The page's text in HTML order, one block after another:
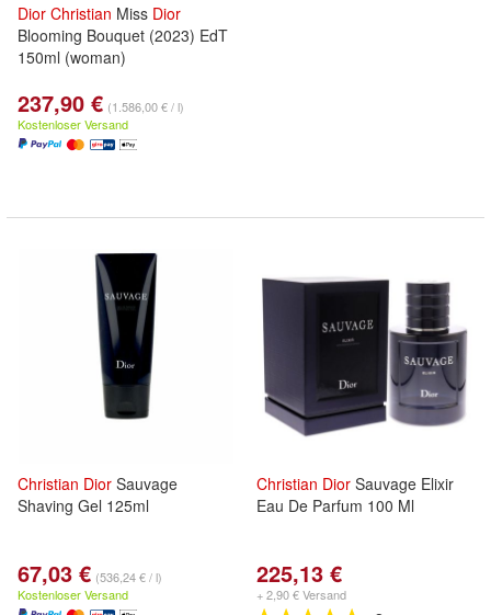
Dior Christian Miss Dior
Blooming Bouquet (2023) EdT
150ml (woman)
237,90 € (1.586,00 € / l)
Kostenloser Versand
Christian Dior Sauvage
Shaving Gel 125ml
67,03 € (536,24 € / l)
Kostenloser Versand
Christian Dior Sauvage Elixir
Eau De Parfum 100 Ml
225,13 €
+ 2,90 € Versand